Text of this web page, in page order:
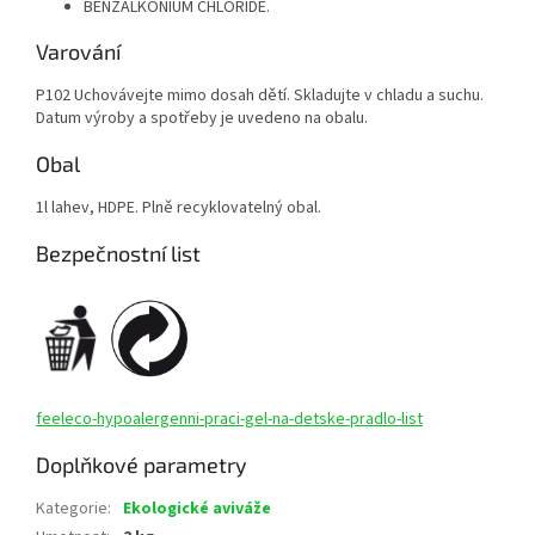
BENZALKONIUM CHLORIDE.
Varování
P102 Uchovávejte mimo dosah dětí. Skladujte v chladu a suchu.
Datum výroby a spotřeby je uvedeno na obalu.
Obal
1l lahev, HDPE. Plně recyklovatelný obal.
Bezpečnostní list
feeleco-hypoalergenni-praci-gel-na-detske-pradlo-list
Doplňkové parametry
Kategorie: Ekologické aviváže